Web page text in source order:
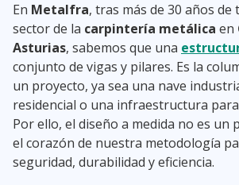
En Metalfra, tras más de 30 años
sector de la carpintería metálica en
Asturias, sabemos que una
conjunto de vigas y pilares. Es la
un proyecto, ya sea una nave
residencial o una infraestructura
Por ello, el diseño a medida no es un
el corazón de nuestra metodología
seguridad, durabilidad y eficiencia.